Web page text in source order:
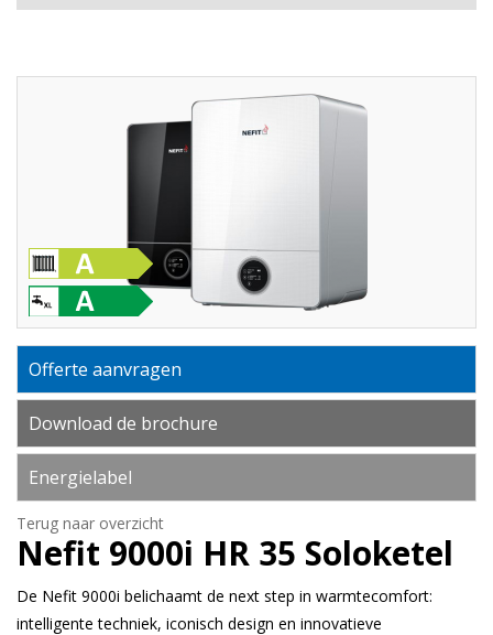
Offerte aanvragen
Download de brochure
Energielabel
Terug naar overzicht
Nefit 9000i HR 35 Soloketel
De Nefit 9000i belichaamt de next step in warmtecomfort:
intelligente techniek, iconisch design en innovatieve